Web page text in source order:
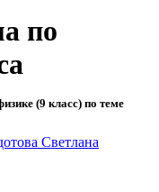
по
(9 класс) по теме
Светлана